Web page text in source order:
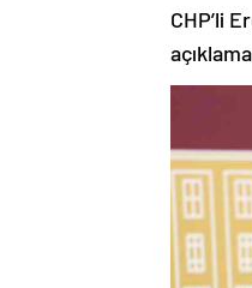
CHP’li